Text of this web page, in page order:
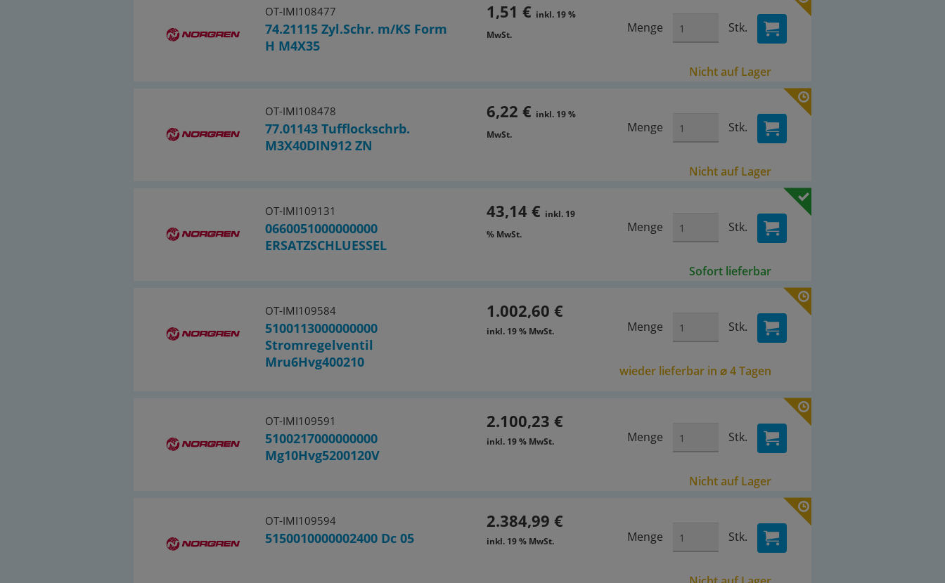
OT-IMI108477
74.21115 Zyl.Schr. m/KS Form
H M4X35
1,51 € inkl. 19 %
MwSt.
Menge Stk.
Nicht auf Lager
OT-IMI108478
77.01143 Tufflockschrb.
M3X40DIN912 ZN
6,22 € inkl. 19 %
MwSt.
Menge Stk.
Nicht auf Lager
OT-IMI109131
0660051000000000
ERSATZSCHLUESSEL
43,14 € inkl. 19
% MwSt.
Menge Stk.
Sofort lieferbar
OT-IMI109584
5100113000000000
Stromregelventil
Mru6Hvg400210
1.002,60 €
inkl. 19 % MwSt. Menge Stk.
wieder lieferbar in ⌀ 4 Tagen
OT-IMI109591
5100217000000000
Mg10Hvg5200120V
2.100,23 €
inkl. 19 % MwSt. Menge Stk.
Nicht auf Lager
OT-IMI109594
5150010000002400 Dc 05
2.384,99 €
inkl. 19 % MwSt. Menge Stk.